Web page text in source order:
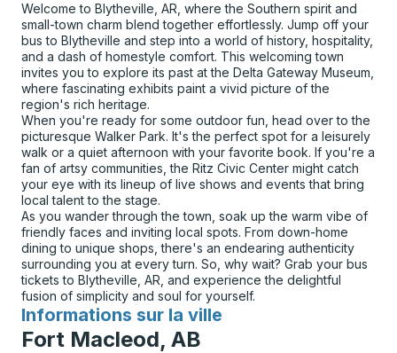
Welcome to Blytheville, AR, where the Southern spirit and
small-town charm blend together effortlessly. Jump off your
bus to Blytheville and step into a world of history, hospitality,
and a dash of homestyle comfort. This welcoming town
invites you to explore its past at the Delta Gateway Museum,
where fascinating exhibits paint a vivid picture of the
region's rich heritage.
When you're ready for some outdoor fun, head over to the
picturesque Walker Park. It's the perfect spot for a leisurely
walk or a quiet afternoon with your favorite book. If you're a
fan of artsy communities, the Ritz Civic Center might catch
your eye with its lineup of live shows and events that bring
local talent to the stage.
As you wander through the town, soak up the warm vibe of
friendly faces and inviting local spots. From down-home
dining to unique shops, there's an endearing authenticity
surrounding you at every turn. So, why wait? Grab your bus
tickets to Blytheville, AR, and experience the delightful
fusion of simplicity and soul for yourself.
Informations sur la ville
pour
Fort Macleod, AB